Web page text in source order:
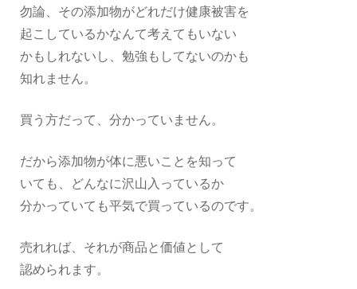
勿論、その添加物がどれだけ健康被害を
起こしているかなんて考えてもいない
かもしれないし、勉強もしてないのかも
知れません。
買う方だって、分かっていません。
だから添加物が体に悪いことを知って
いても、どんなに沢山入っているか
分かっていても平気で買っているのです。
売れれば、それが商品と価値として
認められます。